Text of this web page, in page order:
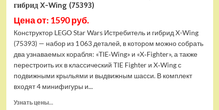
гибрид X-Wing (75393)
Цена от: 1590 руб.
Конструктор LEGO Star Wars Истребитель и гибрид X-Wing
(75393) — набор из 1 063 деталей, в котором можно собрать
два узнаваемых корабля: «TIE‑Wing» и «X‑Fighter», а также
перестроить их в классический TIE Fighter и X‑Wing с
подвижными крыльями и выдвижным шасси. В комплект
входят 4 минифигуры и...
Узнать цены...